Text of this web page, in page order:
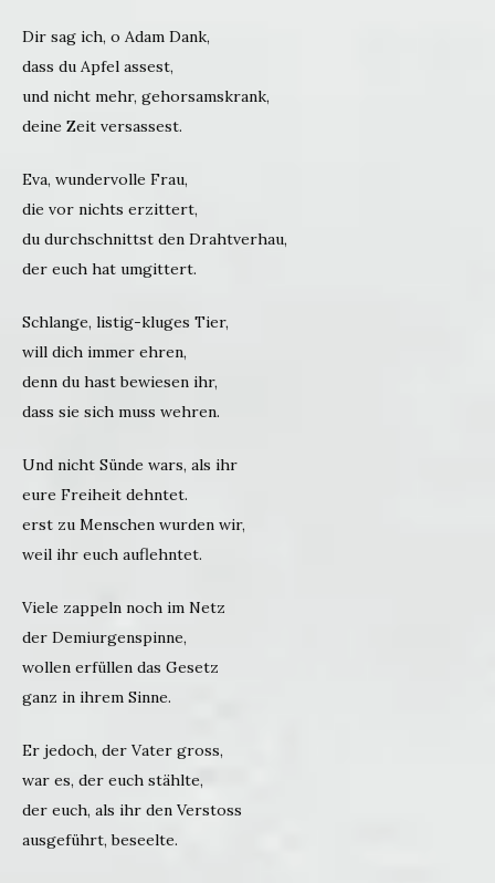
Dir sag ich, o Adam Dank,
dass du Apfel assest,
und nicht mehr, gehorsamskrank,
deine Zeit versassest.
Eva, wundervolle Frau,
die vor nichts erzittert,
du durchschnittst den Drahtverhau,
der euch hat umgittert.
Schlange, listig-kluges Tier,
will dich immer ehren,
denn du hast bewiesen ihr,
dass sie sich muss wehren.
Und nicht Sünde wars, als ihr
eure Freiheit dehntet.
erst zu Menschen wurden wir,
weil ihr euch auflehntet.
Viele zappeln noch im Netz
der Demiurgenspinne,
wollen erfüllen das Gesetz
ganz in ihrem Sinne.
Er jedoch, der Vater gross,
war es, der euch stählte,
der euch, als ihr den Verstoss
ausgeführt, beseelte.